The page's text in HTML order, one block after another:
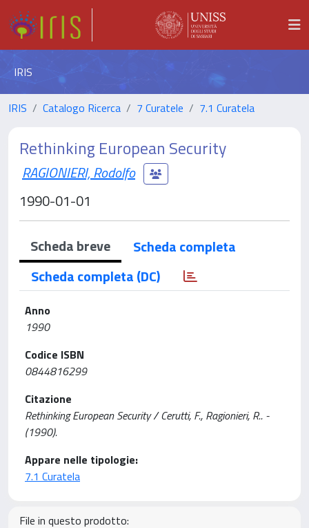
IRIS
IRIS Catalogo Ricerca 7 Curatele 7.1 Curatela
Rethinking European Security
RAGIONIERI, Rodolfo
1990-01-01
Scheda breve
Scheda completa
Scheda completa (DC)
Anno
1990
Codice ISBN
0844816299
Citazione
Rethinking European Security / Cerutti, F., Ragionieri, R.. -
(1990).
Appare nelle tipologie:
7.1 Curatela
File in questo prodotto: